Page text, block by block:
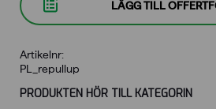
LÄGG TILL
Artikelnr:
PL_repullup
PRODUKTEN HÖR TILL KATEGORIN